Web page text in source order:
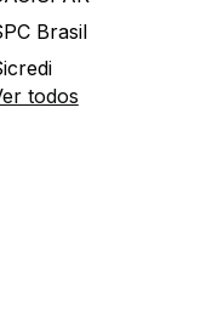
Brasil
todos